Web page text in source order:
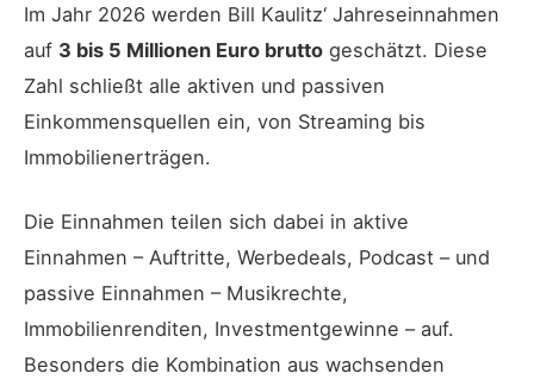
Im Jahr 2026 werden Bill Kaulitz‘ Jahreseinnahmen
auf 3 bis 5 Millionen Euro brutto geschätzt. Diese
Zahl schließt alle aktiven und passiven
Einkommensquellen ein, von Streaming bis
Immobilienerträgen.
Die Einnahmen teilen sich dabei in aktive
Einnahmen – Auftritte, Werbedeals, Podcast – und
passive Einnahmen – Musikrechte,
Immobilienrenditen, Investmentgewinne – auf.
Besonders die Kombination aus wachsenden